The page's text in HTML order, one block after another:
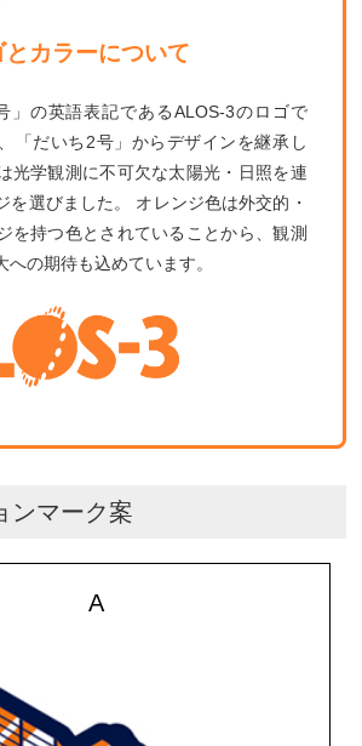
カラーについて
」の英語表記であるALOS-3のロゴで
「だいち2号」からデザインを継承し
光学観測に不可欠な太陽光・日照を連
を選びました。 オレンジ色は外交的・
を持つ色とされていることから、観測
への期待も込めています。
ンマーク案
A